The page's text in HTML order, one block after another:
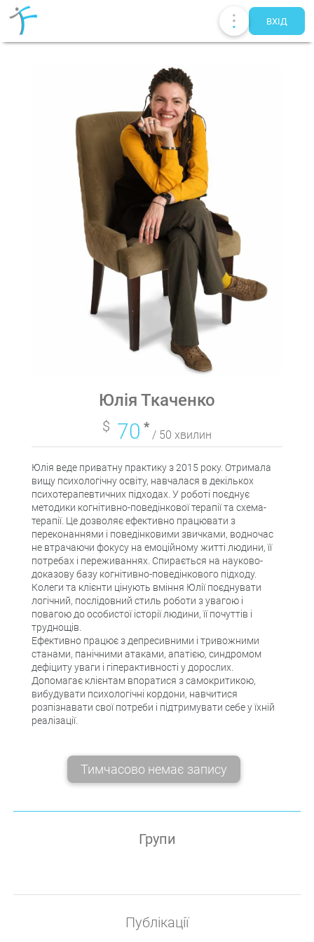
Публікації
Терапевти
UAEN
ВХIД
Юлія Ткаченко
$ 70*
/ 50 хвилин
Юлія веде приватну практику з 2015 року. Отримала
вищу психологічну освіту, навчалася в декількох
психотерапевтичних підходах. У роботі поєднує
методики когнітивно-поведінкової терапії та схема-
терапії. Це дозволяє ефективно працювати з
переконаннями і поведінковими звичками, водночас
не втрачаючи фокусу на емоційному житті людини, її
потребах і переживаннях. Спирається на науково-
доказову базу когнітивно-поведінкового підходу.
Колеги та клієнти цінують вміння Юлії поєднувати
логічний, послідовний стиль роботи з увагою і
повагою до особистої історії людини, її почуттів і
труднощів.
Ефективно працює з депресивними і тривожними
станами, панічними атаками, апатією, синдромом
дефіциту уваги і гіперактивності у дорослих.
Допомагає клієнтам впоратися з самокритикою,
вибудувати психологічні кордони, навчитися
розпізнавати свої потреби і підтримувати себе у їхній
реалізації.
Тимчасово немає запису
Групи
Публікації